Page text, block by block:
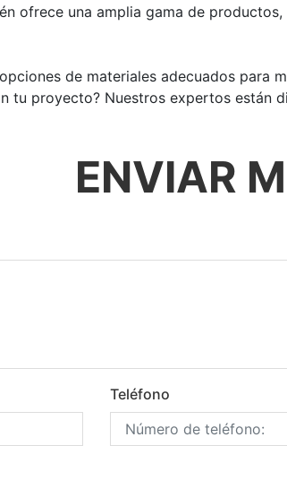
ofrece una amplia gama de
de materiales adecuados para
tu proyecto? Nuestros expertos están
ENVIAR
Teléfono